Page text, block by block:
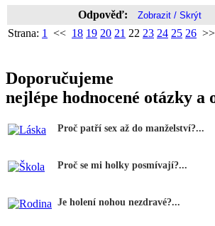
Odpověď:
Strana: 1 << 18 19 20 21 22 23 24 25 26 >>
Doporučujeme
nejlépe hodnocené otázky a
Proč patří sex až do manželství?...
Proč se mi holky posmívají?...
Je holení nohou nezdravé?...